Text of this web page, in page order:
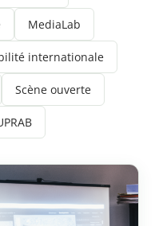
MediaLab
internationale
Scène ouverte